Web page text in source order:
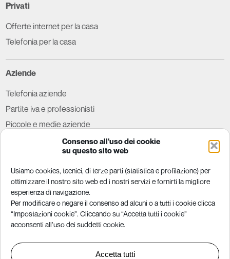
Consenso all'uso dei cookie
su questo sito web
Usiamo cookies, tecnici, di terze parti (statistica e profilazione) per
ottimizzare il nostro sito web ed i nostri servizi e fornirti la migliore
esperienza di navigazione.
Per modificare o negare il consenso ad alcuni o a tutti i cookie clicca
“Impostazioni cookie”. Cliccando su “Accetta tutti i cookie”
acconsenti all’uso dei suddetti cookie.
Accetta tutti
Privati
Offerte internet per la casa
Telefonia per la casa
Aziende
Telefonia aziende
Partite iva e professionisti
Piccole e medie aziende
Grandi aziende e P.A.
Tutela per il consumatore
Parental control
Modem libero
Concilia web
Trasparenza tariffaria